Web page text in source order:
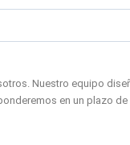
Nuestro equipo
en un plazo de